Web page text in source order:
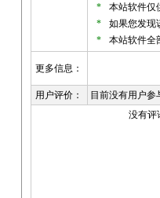
*
本站软件仅
*
如果您发现
*
本站软件全
更多信息：
用户评价：
目前没有用户参
没有评